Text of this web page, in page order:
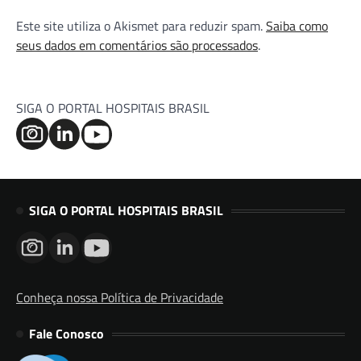
Este site utiliza o Akismet para reduzir spam.Saiba como
seus dados em comentários são processados.
SIGA O PORTAL HOSPITAIS BRASIL
SIGA O PORTAL HOSPITAIS BRASIL
Conheça nossa Política de Privacidade
Fale Conosco